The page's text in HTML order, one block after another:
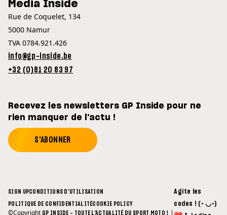
Media Inside
Rue de Coquelet, 134
5000 Namur
TVA 0784.921.426
info@gp-inside.be
+32 (0)81 20 83 97
Recevez les newsletters GP Inside pour ne
rien manquer de l'actu !
S'ABONNER
SIGN UPCONDITIONS D'UTILISATION
POLITIQUE DE CONFIDENTIALITÉCOOKIE POLICY
©Copyright GP INSIDE - TOUTE L'ACTUALITÉ DU SPORT MOTO ! |
Agite les
codes ! (• ◡•)